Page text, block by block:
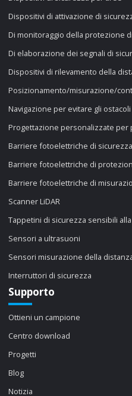
Dispositivi di attivazione di
Di monitoraggio della protezione
Di elaborazione dei segnali di
Dispositivi di rilevamento della
Posizionamento/misurazione/
Navigazione per evitare gli ostacoli
Progettazione personalizzate per
Barriere fotoelettriche di sicurezza
Barriere fotoelettriche di
Barriere fotoelettriche di
Scanner LiDAR
Tappetini di sicurezza sensibili
Sensori a ultrasuoni
Sensori misurazione della
Interruttori di sicurezza
Supporto
Ottieni un campione
Centro download
Progetti
Blog
Notizia